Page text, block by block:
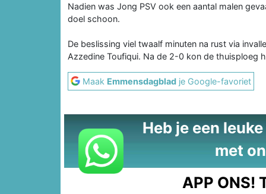
Nadien was Jong PSV ook een aantal malen
doel schoon.
De beslissing viel twaalf minuten na rust via
Azzedine Toufiqui. Na de 2-0 kon de thuisploeg
Maak Emmensdagblad je Google-favoriet
Heb je een
met
APP ONS!